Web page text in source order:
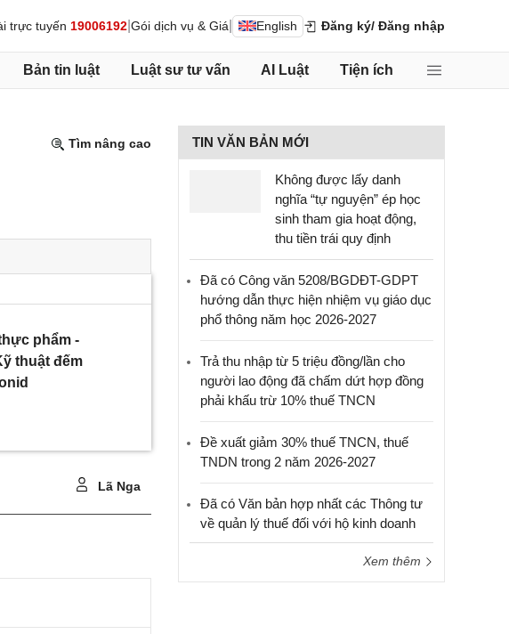
trực tuyến 19006192 Gói dịch vụ & Giá English Đăng ký/ Đăng nhập
Bản tin luật Luật sư tư vấn AI Luật Tiện ích
Tìm nâng cao
phẩm -
thuật đếm
Lã Nga
TIN VĂN BẢN MỚI
Không được lấy danh
nghĩa “tự nguyện” ép học
sinh tham gia hoạt động,
thu tiền trái quy định
Đã có Công văn 5208/BGDĐT-GDPT
hướng dẫn thực hiện nhiệm vụ giáo dục
phổ thông năm học 2026-2027
Trả thu nhập từ 5 triệu đồng/lần cho
người lao động đã chấm dứt hợp đồng
phải khấu trừ 10% thuế TNCN
Đề xuất giảm 30% thuế TNCN, thuế
TNDN trong 2 năm 2026-2027
Đã có Văn bản hợp nhất các Thông tư
về quản lý thuế đối với hộ kinh doanh
Xem thêm